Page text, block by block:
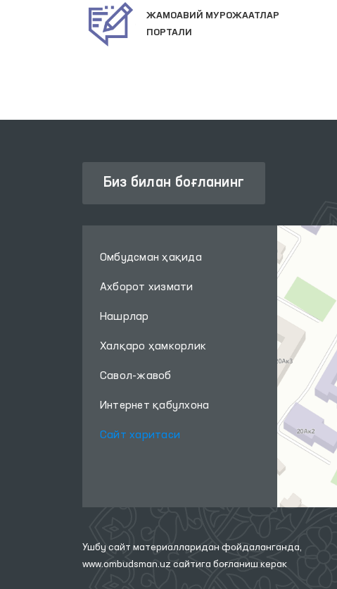
ЖАМОАВИЙ МУРОЖААТЛАР
ПОРТАЛИ
Биз билан боғланинг
Омбудсман ҳақида
Ахборот хизмати
Нашрлар
Халқаро ҳамкорлик
Савол-жавоб
Интернет қабулхона
Сайт харитаси
Ушбу сайт материалларидан фойдаланганда,
www.ombudsman.uz сайтига боғланиш керак